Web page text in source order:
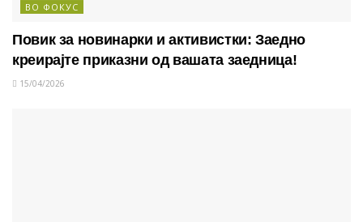
ВО ФОКУС
Повик за новинарки и активистки: Заедно
креирајте приказни од вашата заедница!
15/04/2026